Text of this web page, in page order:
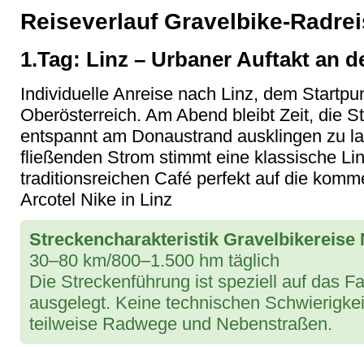
Reiseverlauf Gravelbike-
1.Tag: Linz – Urbaner Auftakt an
Individuelle Anreise nach Linz, dem
Oberösterreich. Am Abend bleibt Zeit, die
entspannt am Donaustrand ausklingen zu
fließenden Strom stimmt eine klassische
traditionsreichen Café perfekt auf die
Arcotel Nike in Linz
Streckencharakteristik Gravelbikereise
30–80 km/800–1.500 hm täglich
Die Streckenführung ist speziell auf das
ausgelegt. Keine technischen
teilweise Radwege und Nebenstraßen.